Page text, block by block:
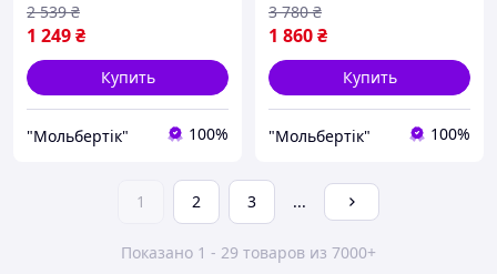
1 249₴
2 539 ₴
Купить
"Мольбертік" 100%
1 860₴
3 780 ₴
Купить
"Мольбертік" 100%
1 2 3 ...
Показано 1 - 29 товаров из 7000+